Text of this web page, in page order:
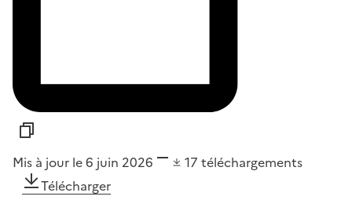
Mis à jour le 6 juin 2026 17 téléchargements
Télécharger